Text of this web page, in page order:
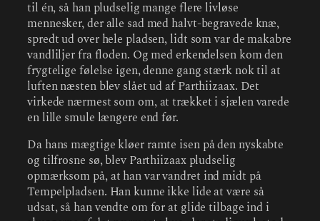
til én, så han pludselig mange flere livløse
mennesker, der alle sad med halvt-begravede knæ,
spredt ud over hele pladsen, lidt som var de makabre
vandliljer fra floden. Og med erkendelsen kom den
frygtelige følelse igen, denne gang stærk nok til at
luften næsten blev slået ud af Parthiizaax. Det
virkede nærmest som om, at trækket i sjælen varede
en lille smule længere end før.
Da hans mægtige kløer ramte isen på den nyskabte
og tilfrosne sø, blev Parthiizaax pludselig
opmærksom på, at han var vandret ind midt på
Tempelpladsen. Han kunne ikke lide at være så
udsat, så han vendte om for at glide tilbage ind i